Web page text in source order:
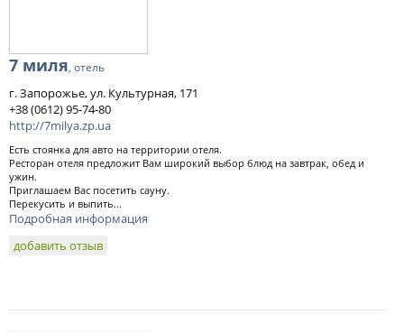
7 миля, отель
г. Запорожье, ул. Культурная, 171
+38 (0612) 95-74-80
http://7milya.zp.ua
Есть стоянка для авто на территории отеля.
Ресторан отеля предложит Вам широкий выбор блюд на завтрак, обед и
ужин.
Приглашаем Вас посетить сауну.
Перекусить и выпить...
Подробная информация
добавить отзыв